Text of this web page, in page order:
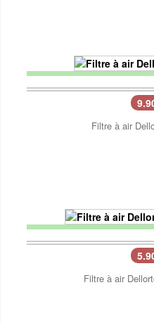
Filtre à air
Filtre à air